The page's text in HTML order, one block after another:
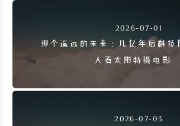
2026-07-01
那个遥远的未来：几亿年后科技
人看太阳特摄电影
2026-07-03